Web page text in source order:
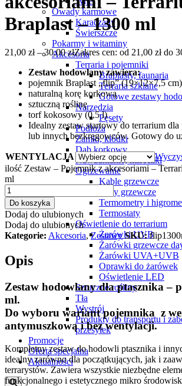
Owady karmowe
Karaczany
Świerszcze
Pokarmy i witaminy
Akcesoria
Terraria i pojemniki
Braplasty, faunaria
Terraria szklane
Gotowe zestawy
Narzędzia
Pęsety
Podłoża
Zamki, kłódki
Dąb korkowy
Nawadnianie, miseczki
Ogrzewanie
Kable grzewcze
Maty grzewcze
Termometry i
Termostaty
Oświetlenie do terrarium
Żarówki UVB
Żarówki grzewcze
Żarówki UVA+UVB
Oprawki do żarówek
Oświetlenie LED
Sztuczne rośliny
Tła
Wystrój
Produkty do transportu i
przesyłek
Promocje
Oferta specjalna
Aktualności
Braplast – 1300 ml
21,00 zł – 30,00złZakres cen: od 21,00 zł do
Zestaw hodowlany zawiera:
pojemnik Braplast „flip” (19×12×7,5 cm)
naturalną korę korkową
sztuczną roślinę
torf kokosowy (0,5 l)
Idealny zestaw startowy do terrarium dla
lub innych bezkręgowców. Gotowy do
WENTYLACJA
ilość Zestaw – Pojemnik z akcesoriami –
ml
Do koszyka
Dodaj do ulubionych
Dodaj do ulubionych
Kategorie: Akcesoria,Zestawy SKU:
Opis
Zestaw hodowlany dla ptasznika –
ml.
Do wyboru wariant pojemnika z
antymuszkową i bez wentylacji.
Kompletny zestaw do hodowli ptasznika i
idealny zarówno dla początkujących, jak i
terrarystów. Zawiera wszystkie niezbędne
funkcjonalnego i estetycznego mikro